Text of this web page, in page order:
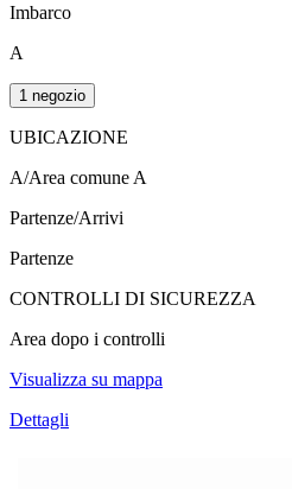
Imbarco
A
1 negozio
UBICAZIONE
A/Area comune A
Partenze/Arrivi
Partenze
CONTROLLI DI SICUREZZA
Area dopo i controlli
Visualizza su mappa
Dettagli